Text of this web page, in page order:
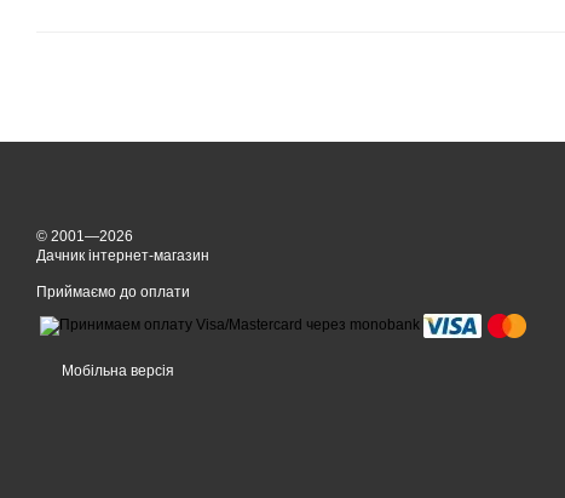
© 2001—2026
Дачник інтернет-магазин
Приймаємо до оплати
Мобільна версія